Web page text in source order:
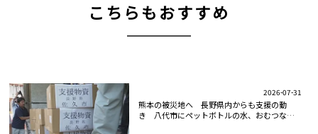
こちらもおすすめ
2026-07-31
熊本の被災地へ 長野県内からも支援の動
き 八代市にペットボトルの水、おむつなど